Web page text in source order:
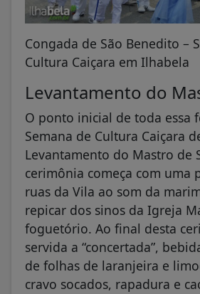
Congada de São Benedito –
Cultura Caiçara em Ilhabela
Levantamento do
O ponto inicial de toda essa
Semana de Cultura Caiçara
Levantamento do Mastro de
cerimônia começa com uma
ruas da Vila ao som da
repicar dos sinos da Igreja
foguetório. Ao final desta
servida a “concertada”,
de folhas de laranjeira e
cravo socados, rapadura e